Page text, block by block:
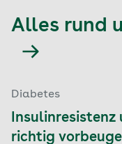
Alles rund
Diabetes
richtig